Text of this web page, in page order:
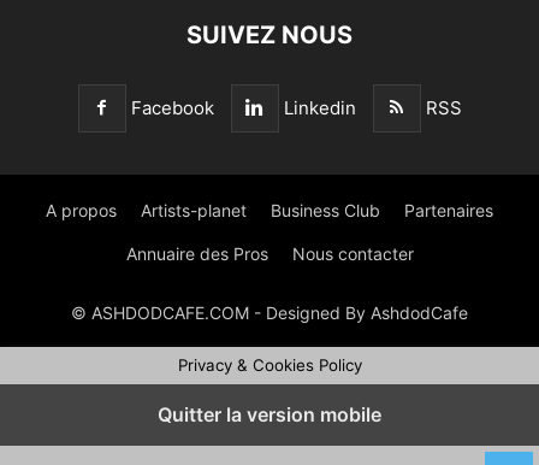
SUIVEZ NOUS
Facebook Linkedin RSS
A propos Artists-planet Business Club Partenaires
Annuaire des Pros Nous contacter
© ASHDODCAFE.COM - Designed By AshdodCafe
Privacy & Cookies Policy
Quitter la version mobile